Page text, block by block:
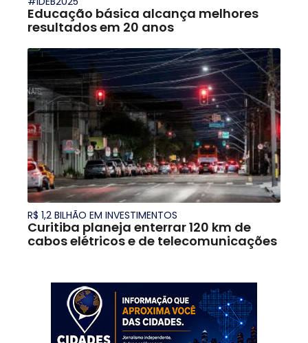
Educação básica alcança melhores
resultados em 20 anos
R$ 1,2 BILHÃO EM INVESTIMENTOS
Curitiba planeja enterrar 120 km de
cabos elétricos e de telecomunicações